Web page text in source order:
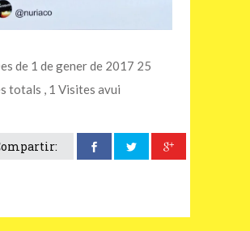
de 1 de gener de 2017 25
totals , 1 Visites avui